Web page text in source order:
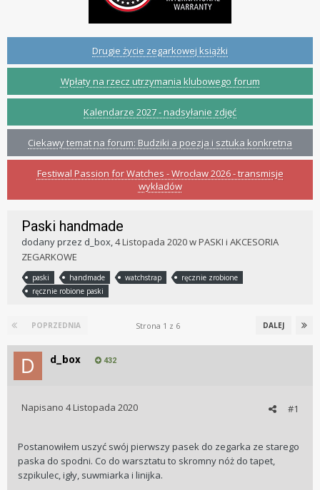
Drugie życie zegarkowej książki
Wpłaty na rzecz utrzymania klubowego forum
Kalendarze 2027 - nadsyłanie zdjęć
Ciekawy temat na forum: Budziki a poezja i sztuka konkretna
Festiwal Passion for Watches - Wrocław 2026 - transmisje
wykładów
Paski handmade
dodany przez d_box,4 Listopada 2020wPASKI i AKCESORIA
ZEGARKOWE
paski handmade watchstrap
ręcznie zrobione
ręcznie robione paski
POPRZEDNIA DALEJ
Strona 1 z 6
d_box 432
#1
Napisano 4 Listopada 2020
Postanowiłem uszyć swój pierwszy pasek do zegarka ze starego
paska do spodni. Co do warsztatu to skromny nóż do tapet,
szpikulec, igły, suwmiarka i linijka.